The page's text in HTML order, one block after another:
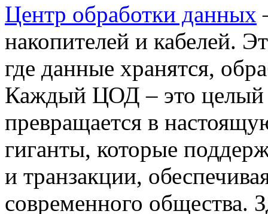
Центр обработки данных
накопителей и кабелей.
где данные хранятся,
Каждый ЦОД – это целый
превращается в
гиганты, которые
и транзакции,
современного общества.